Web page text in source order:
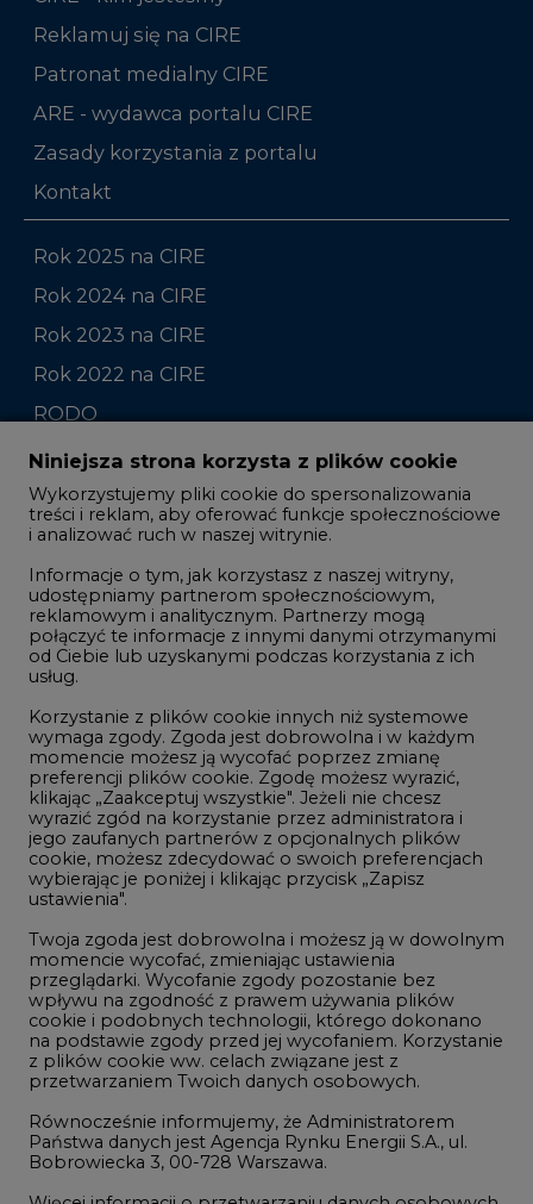
Rok 2025 na CIRE
Rok 2024 na CIRE
Zmiany kadrowe na rynku
Studio CIRE
Rozmowy o energetyce
Gospodarka
Geopolityka
LTE450
Innowacje i AI
Telekomunikacja i IT
Handel emisjami CO2
Wodór
Górnictwo
Atom
Fotowoltaika
Offshore wind
Zielone samorządy
Zielona gospodarka
Niniejsza strona korzysta z plików cookie
Wykorzystujemy pliki cookie do spersonalizowania
treści i reklam, aby oferować funkcje społecznościowe
i analizować ruch w naszej witrynie.
Informacje o tym, jak korzystasz z naszej witryny,
udostępniamy partnerom społecznościowym,
reklamowym i analitycznym. Partnerzy mogą
połączyć te informacje z innymi danymi otrzymanymi
od Ciebie lub uzyskanymi podczas korzystania z ich
usług.
Korzystanie z plików cookie innych niż systemowe
wymaga zgody. Zgoda jest dobrowolna i w każdym
momencie możesz ją wycofać poprzez zmianę
preferencji plików cookie. Zgodę możesz wyrazić,
klikając „Zaakceptuj wszystkie". Jeżeli nie chcesz
wyrazić zgód na korzystanie przez administratora i
jego zaufanych partnerów z opcjonalnych plików
cookie, możesz zdecydować o swoich preferencjach
wybierając je poniżej i klikając przycisk „Zapisz
ustawienia".
Twoja zgoda jest dobrowolna i możesz ją w dowolnym
momencie wycofać, zmieniając ustawienia
przeglądarki. Wycofanie zgody pozostanie bez
wpływu na zgodność z prawem używania plików
cookie i podobnych technologii, którego dokonano
na podstawie zgody przed jej wycofaniem. Korzystanie
z plików cookie ww. celach związane jest z
przetwarzaniem Twoich danych osobowych.
Równocześnie informujemy, że Administratorem
Państwa danych jest Agencja Rynku Energii S.A., ul.
Bobrowiecka 3, 00-728 Warszawa.